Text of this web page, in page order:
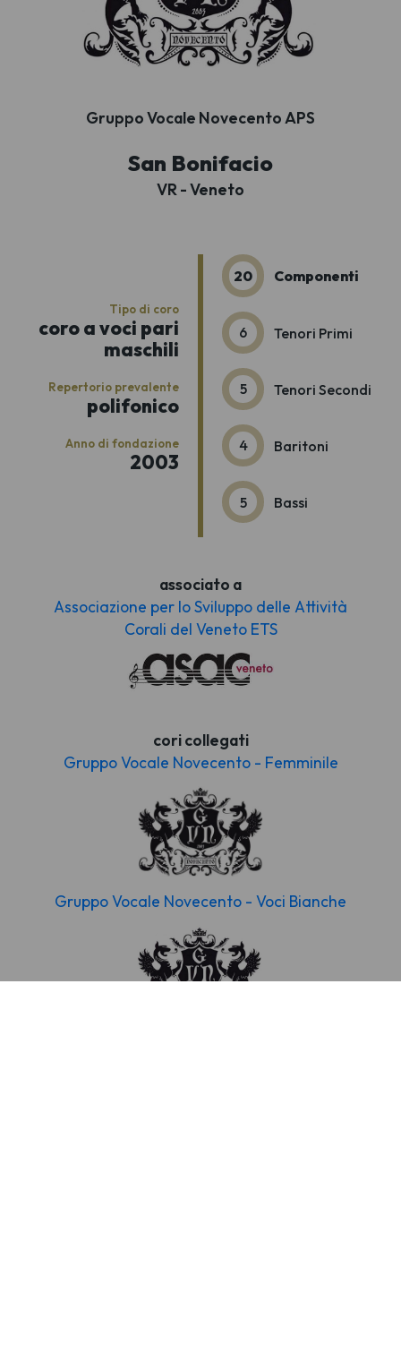
Gruppo Vocale Novecento APS
San Bonifacio
VR - Veneto
Tipo di coro
coro a voci pari
maschili
Repertorio prevalente
polifonico
Anno di fondazione
2003
20 Componenti
6 Tenori Primi
5 Tenori Secondi
4 Baritoni
5 Bassi
associato a
Associazione per lo Sviluppo delle Attività
Corali del Veneto ETS
cori collegati
Gruppo Vocale Novecento - Femminile
Gruppo Vocale Novecento - Voci Bianche